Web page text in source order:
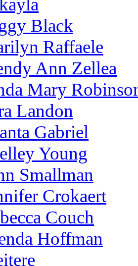
Black
Raffaele
Ann Zellea
Mary
Landon
Gabriel
Young
Smallman
Crokaert
Couch
Hoffman